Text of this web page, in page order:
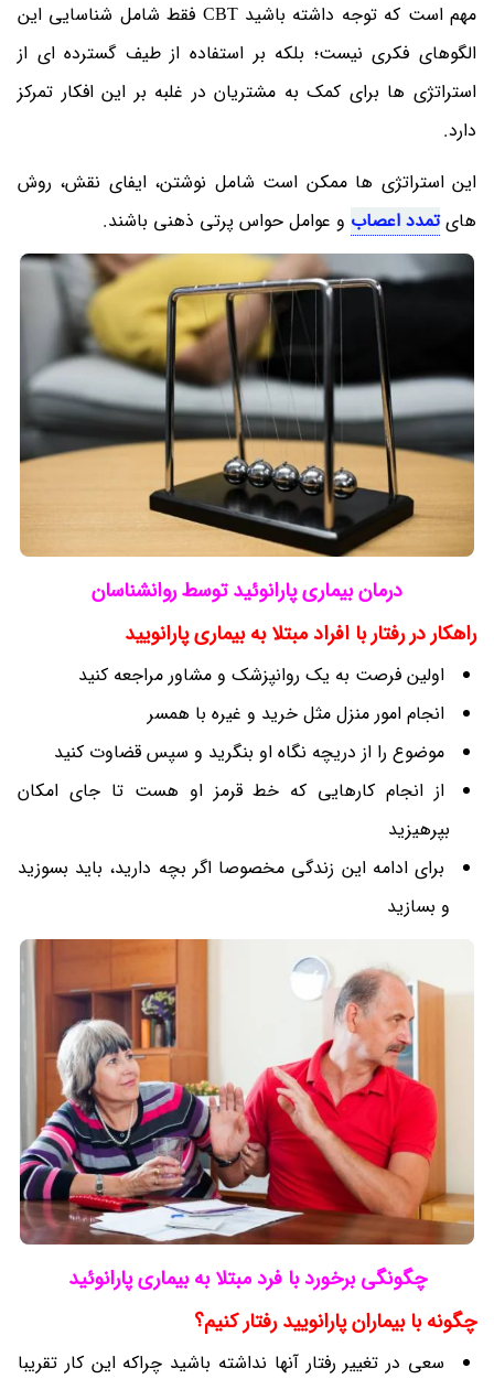
مهم است که توجه داشته باشید CBT فقط شامل شناسایی این
الگوهای فکری نیست؛ بلکه بر استفاده از طیف گسترده ای از
استراتژی ها برای کمک به مشتریان در غلبه بر این افکار تمرکز
دارد.
این استراتژی ها ممکن است شامل نوشتن، ایفای نقش، روش
هایتمدد اعصاب و عوامل حواس پرتی ذهنی باشند.
درمان بیماری پارانوئید توسط روانشناسان
راهکار در رفتار با افراد مبتلا به بیماری پارانویید
اولین فرصت به یک روانپزشک و مشاور مراجعه کنید
انجام امور منزل مثل خرید و غیره با همسر
موضوع را از دریچه نگاه او بنگرید و سپس قضاوت کنید
از انجام کارهایی که خط قرمز او هست تا جای امکان
بپرهیزید
برای ادامه این زندگی مخصوصا اگر بچه دارید، باید بسوزید
و بسازید
چگونگی برخورد با فرد مبتلا به بیماری پارانوئید
چگونه با بیماران پارانویید رفتار کنیم؟
سعی در تغییر رفتار آنها نداشته باشید چراکه این کار تقریبا